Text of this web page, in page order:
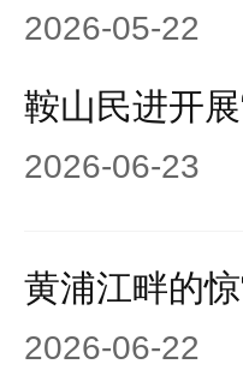
2026-05-22
鞍山民进开
2026-06-23
黄浦江畔的
2026-06-22